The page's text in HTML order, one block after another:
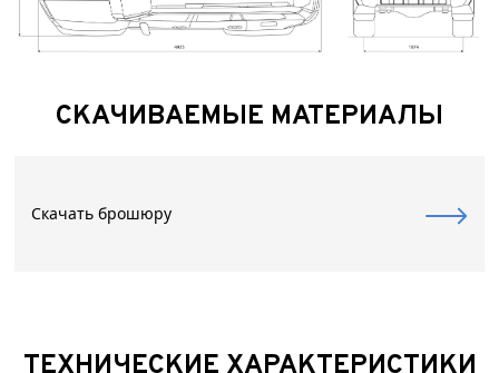
СКАЧИВАЕМЫЕ МАТЕРИАЛЫ
Скачать брошюру